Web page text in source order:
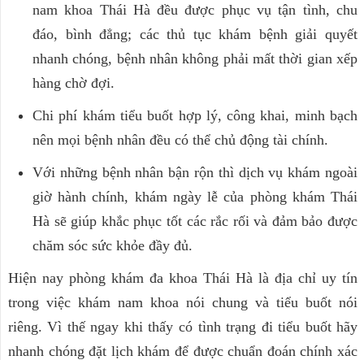
nam khoa Thái Hà đều được phục vụ tận tình, chu
đáo, bình đẳng; các thủ tục khám bệnh giải quyết
nhanh chóng, bệnh nhân không phải mất thời gian xếp
hàng chờ đợi.
Chi phí khám tiểu buốt hợp lý, công khai, minh bạch
nên mọi bệnh nhân đều có thể chủ động tài chính.
Với những bệnh nhân bận rộn thì dịch vụ khám ngoài
giờ hành chính, khám ngày lễ của phòng khám Thái
Hà sẽ giúp khắc phục tốt các rắc rối và đảm bảo được
chăm sóc sức khỏe đầy đủ.
Hiện nay phòng khám đa khoa Thái Hà là địa chỉ uy tín
trong việc khám nam khoa nói chung và tiểu buốt nói
riêng. Vì thế ngay khi thấy có tình trạng đi tiểu buốt hãy
nhanh chóng đặt lịch khám để được chuẩn đoán chính xác